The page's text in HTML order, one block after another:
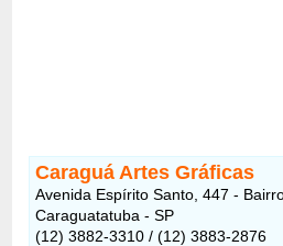
Caraguá Artes Gráficas
Avenida Espírito Santo, 447 -
Caraguatatuba - SP
(12) 3882-3310 / (12) 3883-2876